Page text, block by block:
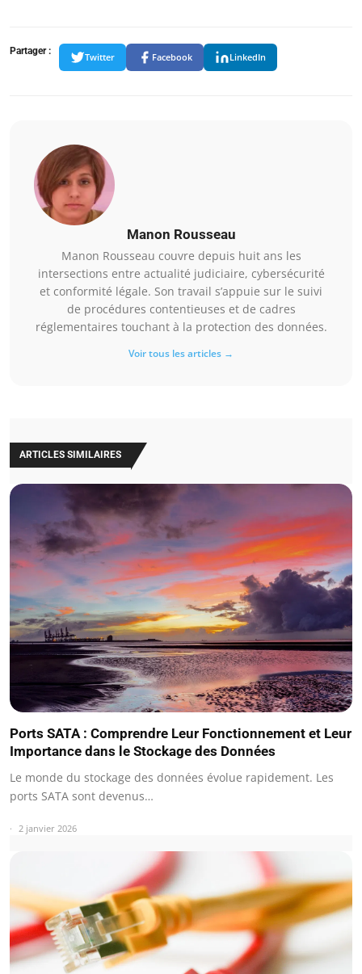
Partager :
Twitter Facebook LinkedIn
Manon Rousseau
Manon Rousseau couvre depuis huit ans les
intersections entre actualité judiciaire, cybersécurité
et conformité légale. Son travail s’appuie sur le suivi
de procédures contentieuses et de cadres
réglementaires touchant à la protection des données.
Voir tous les articles →
ARTICLES SIMILAIRES
Ports SATA : Comprendre Leur Fonctionnement et Leur
Importance dans le Stockage des Données
Le monde du stockage des données évolue rapidement. Les
ports SATA sont devenus…
2 janvier 2026